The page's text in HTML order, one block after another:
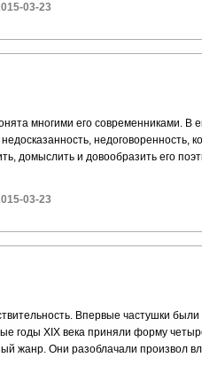
03-23
многими его современниками. В
недоговоренность,
домыслить и довообразить его
03-23
Впервые частушки были
годы XIX века приняли форму
жанр. Они разоблачали произвол